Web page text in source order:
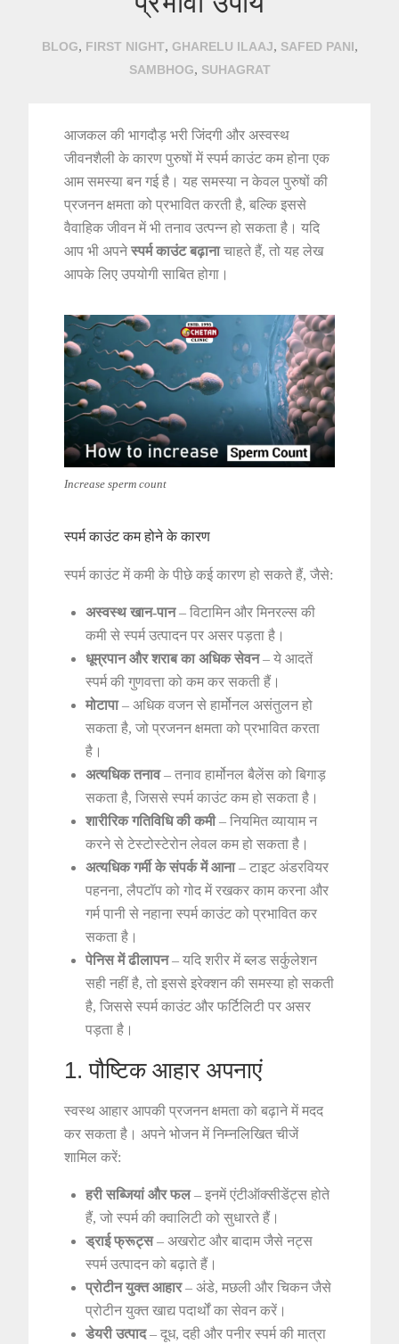
BLOG, FIRST NIGHT, GHARELU ILAAJ, SAFED PANI,
SAMBHOG, SUHAGRAT
आजकल की भागदौड़ भरी जिंदगी और अस्वस्थ
जीवनशैली के कारण पुरुषों में स्पर्म काउंट कम होना एक
आम समस्या बन गई है। यह समस्या न केवल पुरुषों की
प्रजनन क्षमता को प्रभावित करती है, बल्कि इससे
वैवाहिक जीवन में भी तनाव उत्पन्न हो सकता है। यदि
आप भी अपनेस्पर्म काउंट बढ़ानाचाहते हैं, तो यह लेख
आपके लिए उपयोगी साबित होगा।
Increase sperm count
स्पर्म काउंट कम होने के कारण
स्पर्म काउंट में कमी के पीछे कई कारण हो सकते हैं, जैसे:
अस्वस्थ खान-पान– विटामिन और मिनरल्स की
कमी से स्पर्म उत्पादन पर असर पड़ता है।
धूम्रपान और शराब का अधिक सेवन– ये आदतें
स्पर्म की गुणवत्ता को कम कर सकती हैं।
मोटापा– अधिक वजन से हार्मोनल असंतुलन हो
सकता है, जो प्रजनन क्षमता को प्रभावित करता
है।
अत्यधिक तनाव– तनाव हार्मोनल बैलेंस को बिगाड़
सकता है, जिससे स्पर्म काउंट कम हो सकता है।
शारीरिक गतिविधि की कमी– नियमित व्यायाम न
करने से टेस्टोस्टेरोन लेवल कम हो सकता है।
अत्यधिक गर्मी के संपर्क में आना– टाइट अंडरवियर
पहनना, लैपटॉप को गोद में रखकर काम करना और
गर्म पानी से नहाना स्पर्म काउंट को प्रभावित कर
सकता है।
पेनिस में ढीलापन– यदि शरीर में ब्लड सर्कुलेशन
सही नहीं है, तो इससे इरेक्शन की समस्या हो सकती
है, जिससे स्पर्म काउंट और फर्टिलिटी पर असर
पड़ता है।
1. पौष्टिक आहार अपनाएं
स्वस्थ आहार आपकी प्रजनन क्षमता को बढ़ाने में मदद
कर सकता है। अपने भोजन में निम्नलिखित चीजें
शामिल करें:
हरी सब्जियां और फल– इनमें एंटीऑक्सीडेंट्स होते
हैं, जो स्पर्म की क्वालिटी को सुधारते हैं।
ड्राई फ्रूट्स– अखरोट और बादाम जैसे नट्स
स्पर्म उत्पादन को बढ़ाते हैं।
प्रोटीन युक्त आहार– अंडे, मछली और चिकन जैसे
प्रोटीन युक्त खाद्य पदार्थों का सेवन करें।
डेयरी उत्पाद– दूध, दही और पनीर स्पर्म की मात्रा